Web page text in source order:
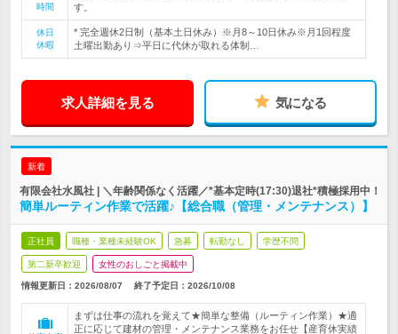
時間
す。
休日
休暇
* 完全週休2日制（基本土日休み）※月8～10日休み※月1回程度
土曜出勤あり⇒平日に代休が取れる体制…
求人詳細を見る 気になる
新着
有限会社水風社 | ＼年齢関係なく活躍／*基本定時(17:30)退社*積極採用中！
簡単ルーティン作業で活躍♪【総合職（管理・メンテナンス）】
正社員 職種・業種未経験OK 急募 転勤なし 学歴不問
第二新卒歓迎 女性のおしごと掲載中
情報更新日：2026/08/07 終了予定日： 2026/10/08
まずは仕事の流れを覚えて★簡単な整備（ルーティン作業）★適
正に応じて建材の管理・メンテナンス業務をお任せ【産育休実績